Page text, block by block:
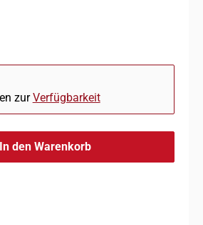
zurVerfügbarkeit
In den Warenkorb